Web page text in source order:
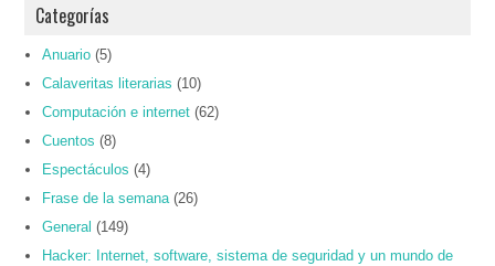
Categorías
Anuario (5)
Calaveritas literarias (10)
Computación e internet (62)
Cuentos (8)
Espectáculos (4)
Frase de la semana (26)
General (149)
Hacker: Internet, software, sistema de seguridad y un mundo de